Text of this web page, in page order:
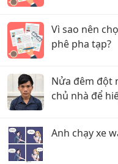
Vì sao nên
phê pha tạp?
Nửa đêm đột
chủ nhà để
Anh chạy xe